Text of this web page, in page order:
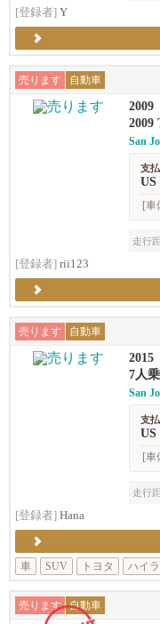
[登録者] Y
売ります 自動車
2009
2009
San
支
US
[車
走行
[登録者] rii123
売ります 自動車
2015
7人
San
支
US
[車
走行
[登録者] Hana
車
SUV トヨタ ハイ
売ります 自動車